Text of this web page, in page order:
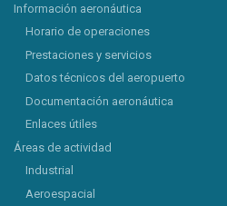
Información aeronáutica
Horario de operaciones
Prestaciones y servicios
Datos técnicos del aeropuerto
Documentación aeronáutica
Enlaces útiles
Áreas de actividad
Industrial
Aeroespacial